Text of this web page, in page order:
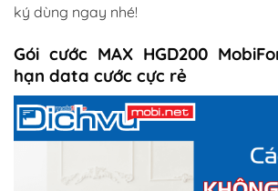
ký dùng ngay nhé!
Gói cước MAX HGD200
hạn data cước cực rẻ